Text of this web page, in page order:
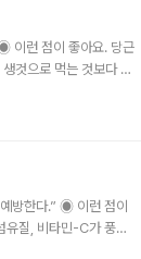
이런 점이 좋아요. 당근
것으로 먹는 것보다 볶
들어 있다. 하지만 카로
진다. 카로틴과 비타민-
법으로는 손실되지 않
에는 비타민-C를 파괴
방한다.” ◉ 이런 점이
유질, 비타민-C가 풍부